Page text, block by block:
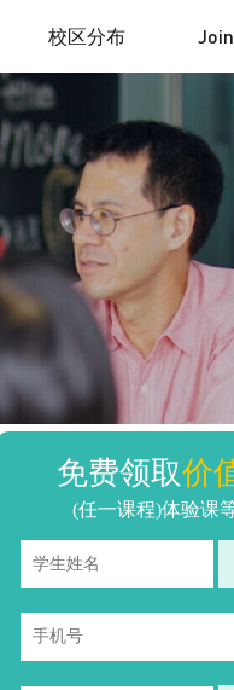
校区分布
免费领取价
(任一课程)体验课